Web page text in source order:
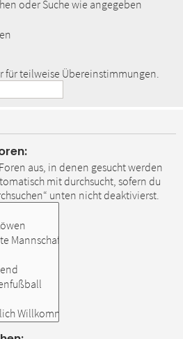
oder Suche wie angegeben
für teilweise Übereinstimmungen.
aus, in denen gesucht werden
mit durchsucht, sofern du
unten nicht deaktivierst.